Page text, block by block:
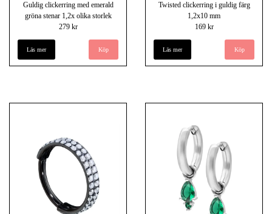
Guldig clickerring med emerald
gröna stenar 1,2x olika storlek
279 kr
Läs mer Köp
Twisted clickerring i guldig färg
1,2x10 mm
169 kr
Läs mer